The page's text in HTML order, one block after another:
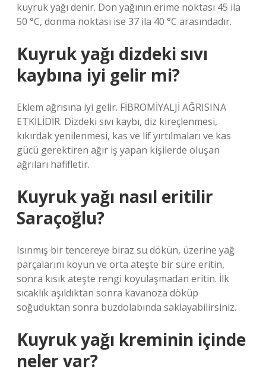
kuyruk yağı denir. Don yağının erime noktası 45 ila
50 °C, donma noktası ise 37 ila 40 °C arasındadır.
Kuyruk yağı dizdeki sıvı
kaybına iyi gelir mi?
Eklem ağrısına iyi gelir. FİBROMİYALJİ AĞRISINA
ETKİLİDİR. Dizdeki sıvı kaybı, diz kireçlenmesi,
kıkırdak yenilenmesi, kas ve lif yırtılmaları ve kas
gücü gerektiren ağır iş yapan kişilerde oluşan
ağrıları hafifletir.
Kuyruk yağı nasıl eritilir
Saraçoğlu?
Isınmış bir tencereye biraz su dökün, üzerine yağ
parçalarını koyun ve orta ateşte bir süre eritin,
sonra kısık ateşte rengi koyulaşmadan eritin. İlk
sıcaklık aşıldıktan sonra kavanoza döküp
soğuduktan sonra buzdolabında saklayabilirsiniz.
Kuyruk yağı kreminin içinde
neler var?